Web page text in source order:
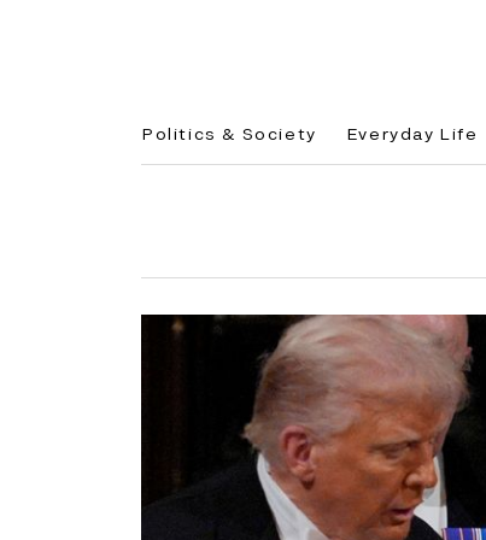
Politics & Society Everyday Life